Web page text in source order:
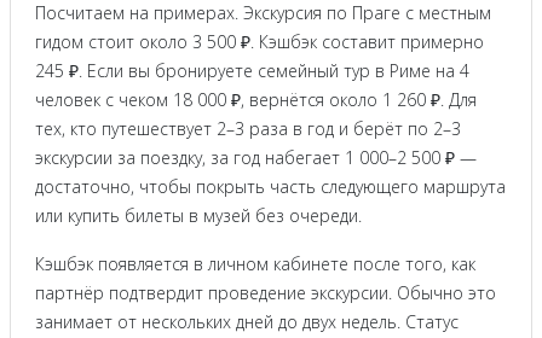
Посчитаем на примерах. Экскурсия по Праге с местным
гидом стоит около 3 500 ₽. Кэшбэк составит примерно
245 ₽. Если вы бронируете семейный тур в Риме на 4
человек с чеком 18 000 ₽, вернётся около 1 260 ₽. Для
тех, кто путешествует 2–3 раза в год и берёт по 2–3
экскурсии за поездку, за год набегает 1 000–2 500 ₽ —
достаточно, чтобы покрыть часть следующего маршрута
или купить билеты в музей без очереди.
Кэшбэк появляется в личном кабинете после того, как
партнёр подтвердит проведение экскурсии. Обычно это
занимает от нескольких дней до двух недель. Статус